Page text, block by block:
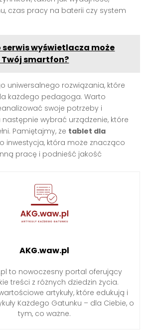
czas pracy na baterii czy system
serwis wyświetlacza może
smartfon?
uniwersalnego rozwiązania, które
każdego pedagoga. Warto
swoje potrzeby i
następnie wybrać urządzenie, które
Pamiętajmy, że tablet dla
inwestycja, która może znacząco
pracę i podnieść jakość
AKG.waw.pl
to nowoczesny portal oferujący
treści z różnych dziedzin życia.
artykuły, które edukują i
Każdego Gatunku – dla Ciebie, o
tym, co ważne.